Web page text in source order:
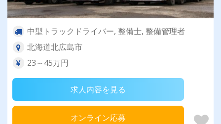
中型トラックドライバー, 整備士, 整備管理者
北海道北広島市
23～45万円
求人内容を見る
オンライン応募